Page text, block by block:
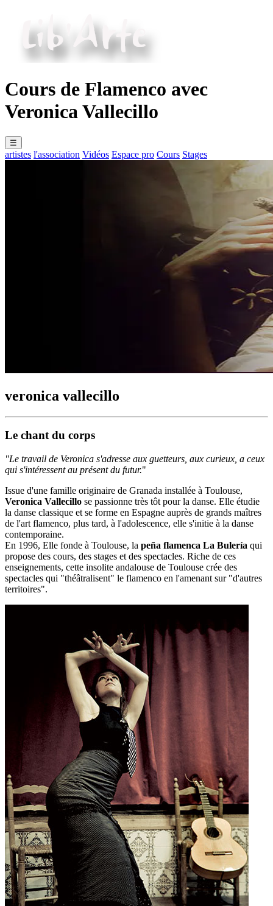
Cours de Flamenco avec
Veronica Vallecillo
☰
artistes l'association Vidéos Espace pro Cours Stages
veronica vallecillo
Le chant du corps
"Le travail de Veronica s'adresse aux guetteurs, aux curieux, a ceux
qui s'intéressent au présentdu futur."
Issue d'une famille originaire de Granada installée à Toulouse,
Veronica Vallecillo se passionne très tôt pour la danse. Elle étudie
la danse classique et se forme en Espagne auprès de grands maîtres
de l'art flamenco, plus tard, à l'adolescence, elle s'initie à la danse
contemporaine.
En 1996, Elle fonde à Toulouse, la peña flamenca La Bulería qui
propose des cours, des stages et des spectacles. Riche de ces
enseignements, cette insolite andalouse de Toulouse crée des
spectacles qui "théâtralisent" le flamenco en l'amenant sur "d'autres
territoires".